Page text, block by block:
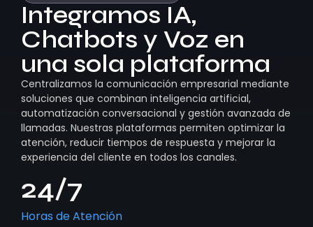
Integramos IA,
Chatbots y Voz en
una sola plataforma
Centralizamos la comunicación empresarial mediante
soluciones que combinan inteligencia artificial,
automatización conversacional y gestión avanzada de
llamadas. Nuestras plataformas permiten optimizar la
atención, reducir tiempos de respuesta y mejorar la
experiencia del cliente en todos los canales.
Horas de Atención
24/7